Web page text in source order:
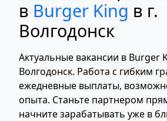
в Burger King в г.
Волгодонск
Актуальные вакансии в Burger
Волгодонск. Работа с гибким
ежедневные выплаты,
опыта. Станьте партнером
начните зарабатывать уже в